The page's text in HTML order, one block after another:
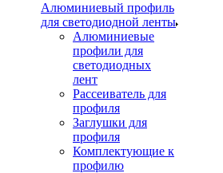
Алюминиевый профиль
для светодиодной ленты
Алюминиевые
профили для
светодиодных
лент
Рассеиватель для
профиля
Заглушки для
профиля
Комплектующие к
профилю